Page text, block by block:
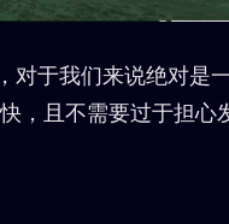
对于我们来说绝对是
且不需要过于担心